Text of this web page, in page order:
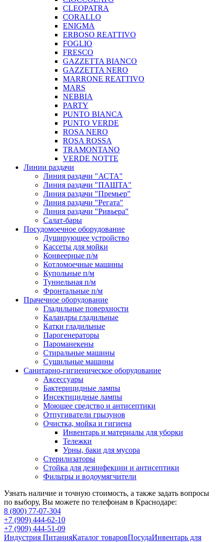
CLEOPATRA
CORALLO
ENIGMA
ERBOSO REATTIVO
FOGLIO
FRESCO
GAZZETTA BIANCO
GAZZETTA NERO
MARRONE REATTIVO
MARS
NEBBIA
PARTY
PUNTO BIANCA
PUNTO VERDE
ROSA NERO
ROSA ROSSA
TRAMONTANO
VERDE NOTTE
Линии раздачи
Линия раздачи "АСТА"
Линия раздачи "ПАШТА"
Линия раздачи "Премьер"
Линия раздачи "Регата"
Линия раздачи "Ривьера"
Салат-бары
Посудомоечное оборудование
Душирующее устройство
Кассеты для мойки
Конвеерные п/м
Котломоечные машины
Купольные п/м
Туннельная п/м
Фронтальные п/м
Прачечное оборудование
Гладильные поверхности
Каландры гладильные
Катки гладильные
Парогенераторы
Пароманекены
Стиральные машины
Сушильные машины
Санитарно-гигиеническое оборудование
Аксессуары
Бактерицидные лампы
Инсектицидные лампы
Моющее средство и антисептики
Отпугиватели грызунов
Очистка, мойка и гигиена
Инвентарь и материалы для уборки
Тележки
Урны, баки для мусора
Стерилизаторы
Стойка для дезинфекции и антисептики
Фильтры и водоумягчители
Узнать наличие и точную стоимость, а также задать вопросы
по выбору, Вы можете по телефонам в Краснодаре:
8 (800) 77-07-304
+7 (909) 444-62-10
+7 (909) 444-51-09
Индустрия ПитанияКаталог товаровПосудаИнвентарь для